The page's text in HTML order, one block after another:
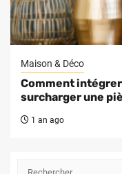
Maison & Déco
Comment
surcharger une
1 an ago
Rechercher :